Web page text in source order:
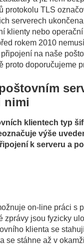
protokolu TLS
serverech
klienty nebo
rokem 2010
na naše
proto doporučujeme
nimi
klientech typ
výše
k serveru a
on-line práci s
zprávy jsou fyzicky
klienta se
se stáhne až v